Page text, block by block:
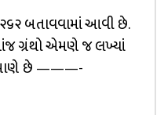
બતાવવામાં આવી છે.
ગ્રંથો એમણે જ લખ્યાં
છે ———-